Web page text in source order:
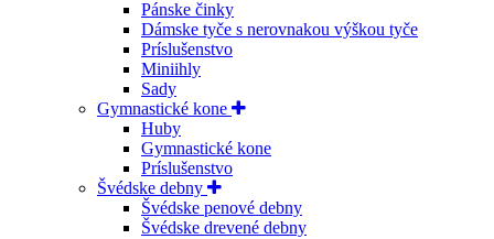
Pánske činky
Dámske tyče s nerovnakou výškou tyče
Príslušenstvo
Miniihly
Sady
Gymnastické kone
Huby
Gymnastické kone
Príslušenstvo
Švédske debny
Švédske penové debny
Švédske drevené debny